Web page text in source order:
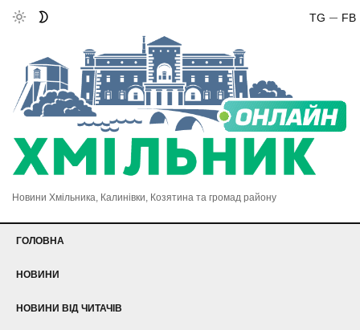
FB
TG
Новини Хмільника, Калинівки, Козятина та громад району
ГОЛОВНА
НОВИНИ
НОВИНИ ВІД ЧИТАЧІВ